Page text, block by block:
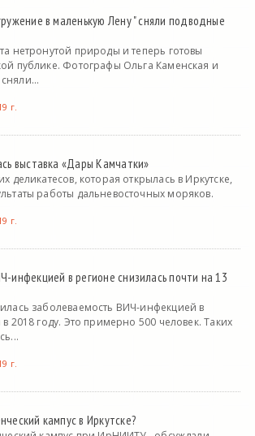
в маленькую Лену " сняли подводные
нетронутой природы и теперь готовы
публике. Фотографы Ольга Каменская и
г.
выставка «Дары Камчатки»
деликатесов, которая открылась в Иркутске,
работы дальневосточных моряков.
г.
инфекцией в регионе снизилась почти на 13
заболеваемость ВИЧ-инфекцией в
в 2018 году. Это примерно 500 человек. Таких
г.
кампус в Иркутске?